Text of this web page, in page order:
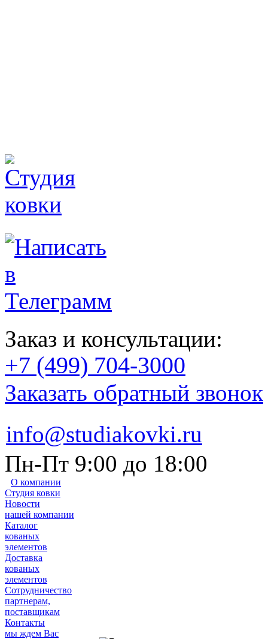
Заказ и консультации:
+7 (499) 704-3000
Заказать обратный звонок
info@studiakovki.ru
Пн-Пт 9:00 до 18:00
О компании
Студия ковки
Новости
нашей компании
Каталог
кованых
элементов
Доставка
кованых
элементов
Сотрудничество
партнерам,
поставщикам
Контакты
мы ждем Вас